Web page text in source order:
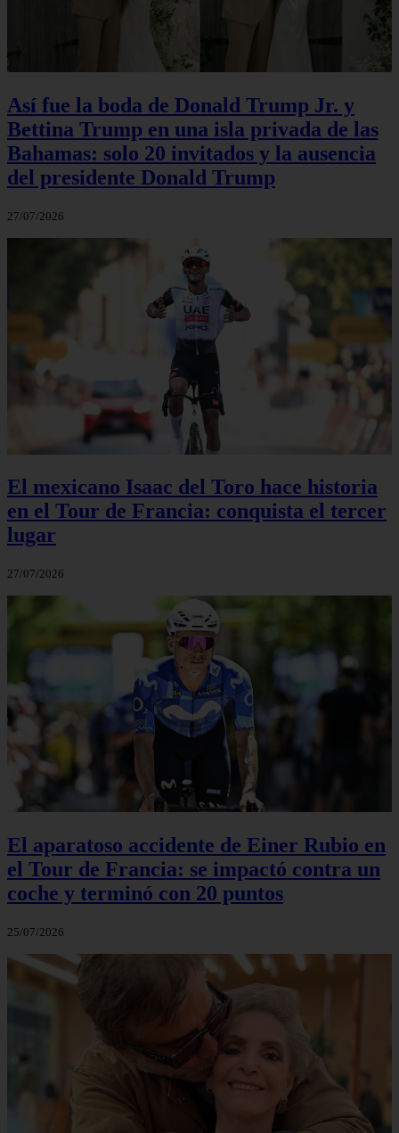
Así fue la boda de Donald Trump Jr. y
Bettina Trump en una isla privada de las
Bahamas: solo 20 invitados y la ausencia
del presidente Donald Trump
27/07/2026
El mexicano Isaac del Toro hace historia
en el Tour de Francia: conquista el tercer
lugar
27/07/2026
El aparatoso accidente de Einer Rubio en
el Tour de Francia: se impactó contra un
coche y terminó con 20 puntos
25/07/2026